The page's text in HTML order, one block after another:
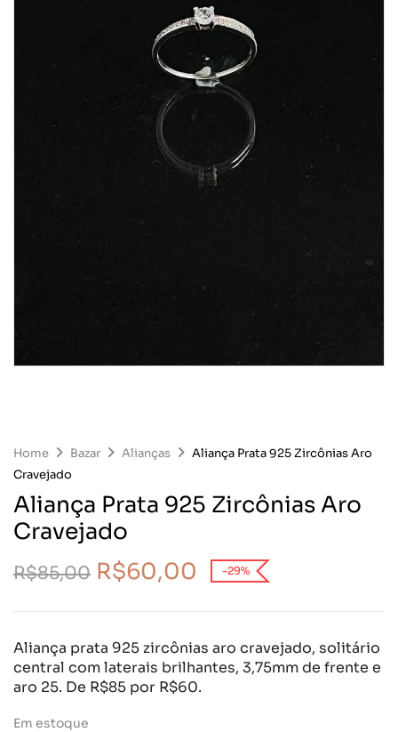
Home Bazar Alianças
Aliança Prata 925 Zircônias Aro
Cravejado
Aliança Prata 925 Zircônias Aro
Cravejado
R$85,00 R$60,00 -29%
Aliança prata 925 zircônias aro cravejado, solitário
central com laterais brilhantes, 3,75mm de frente e
aro 25. De R$85 por R$60.
Em estoque